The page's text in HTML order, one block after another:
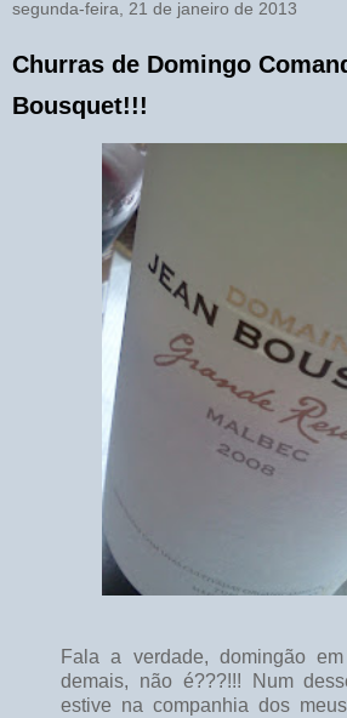
segunda-feira, 21 de janeiro de 2013
Churras de Domingo
Bousquet!!!
Fala a verdade, domingão
demais, não é???!!! Num
estive na companhia dos